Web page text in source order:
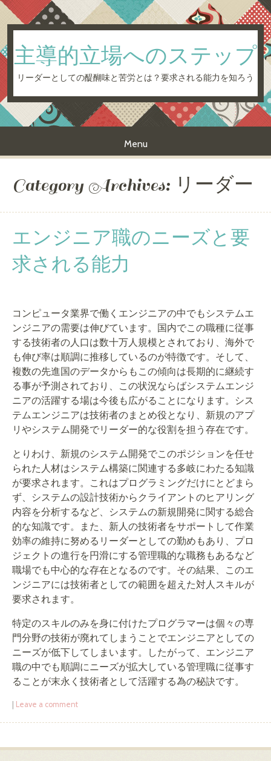
主導的立場へのステップ
リーダーとしての醍醐味と苦労とは？要求される能力を知ろう
Menu
Skip to content
Category Archives: リーダー
エンジニア職のニーズと要
求される能力
コンピュータ業界で働くエンジニアの中でもシステムエ
ンジニアの需要は伸びています。国内でこの職種に従事
する技術者の人口は数十万人規模とされており、海外で
も伸び率は順調に推移しているのが特徴です。そして、
複数の先進国のデータからもこの傾向は長期的に継続す
る事が予測されており、この状況ならばシステムエンジ
ニアの活躍する場は今後も広がることになります。シス
テムエンジニアは技術者のまとめ役となり、新規のアプ
リやシステム開発でリーダー的な役割を担う存在です。
とりわけ、新規のシステム開発でこのポジションを任せ
られた人材はシステム構築に関連する多岐にわたる知識
が要求されます。これはプログラミングだけにとどまら
ず、システムの設計技術からクライアントのヒアリング
内容を分析するなど、システムの新規開発に関する総合
的な知識です。また、新人の技術者をサポートして作業
効率の維持に努めるリーダーとしての勤めもあり、プロ
ジェクトの進行を円滑にする管理職的な職務もあるなど
職場でも中心的な存在となるのです。その結果、このエ
ンジニアには技術者としての範囲を超えた対人スキルが
要求されます。
特定のスキルのみを身に付けたプログラマーは個々の専
門分野の技術が廃れてしまうことでエンジニアとしての
ニーズが低下してしまいます。したがって、エンジニア
職の中でも順調にニーズが拡大している管理職に従事す
ることが末永く技術者として活躍する為の秘訣です。
Leave a comment
Post navigation